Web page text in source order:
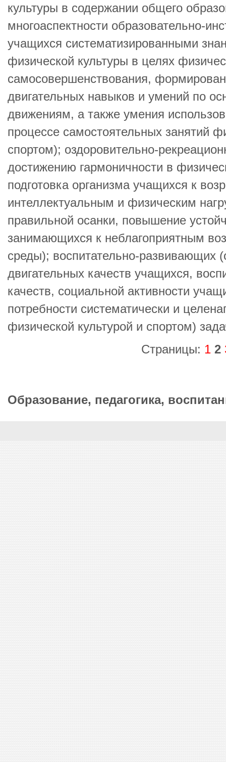
культуры в содержании общего
многоаспектности образовательно-
учащихся систематизированными
физической культуры в целях
самосовершенствования,
двигательных навыков и умений по
движениям, а также умения
процессе самостоятельных занятий
спортом); оздоровительно-
достижению гармоничности в
подготовка организма учащихся к
интеллектуальным и физическим
правильной осанки, повышение
занимающихся к неблагоприятным
среды); воспитательно-развивающих
двигательных качеств учащихся,
качеств, социальной активности
потребности систематически и
физической культурой и спортом)
Страницы: 1 2
Образование, педагогика,